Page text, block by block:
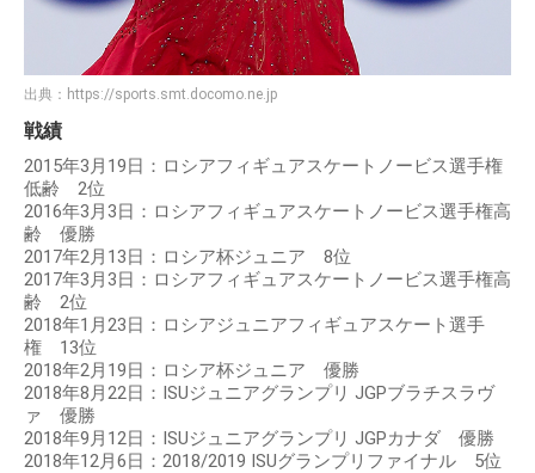
出典： https://sports.smt.docomo.ne.jp
戦績
2015年3月19日：ロシアフィギュアスケートノービス選手権
低齢 2位
2016年3月3日：ロシアフィギュアスケートノービス選手権高
齢 優勝
2017年2月13日：ロシア杯ジュニア 8位
2017年3月3日：ロシアフィギュアスケートノービス選手権高
齢 2位
2018年1月23日：ロシアジュニアフィギュアスケート選手
権 13位
2018年2月19日：ロシア杯ジュニア 優勝
2018年8月22日：ISUジュニアグランプリ JGPブラチスラヴ
ァ 優勝
2018年9月12日：ISUジュニアグランプリ JGPカナダ 優勝
2018年12月6日：2018/2019 ISUグランプリファイナル 5位